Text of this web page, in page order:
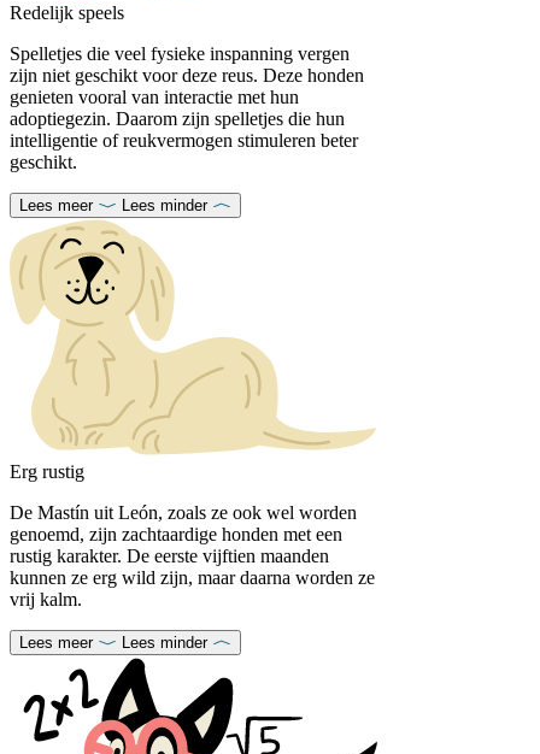
Redelijk speels
Spelletjes die veel fysieke inspanning vergen
zijn niet geschikt voor deze reus. Deze honden
genieten vooral van interactie met hun
adoptiegezin. Daarom zijn spelletjes die hun
intelligentie of reukvermogen stimuleren beter
geschikt.
Lees meer Lees minder
Erg rustig
De Mastín uit León, zoals ze ook wel worden
genoemd, zijn zachtaardige honden met een
rustig karakter. De eerste vijftien maanden
kunnen ze erg wild zijn, maar daarna worden ze
vrij kalm.
Lees meer Lees minder